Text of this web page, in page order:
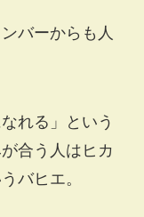
バーからも人
れる」という
合う人はヒカ
バヒエ。